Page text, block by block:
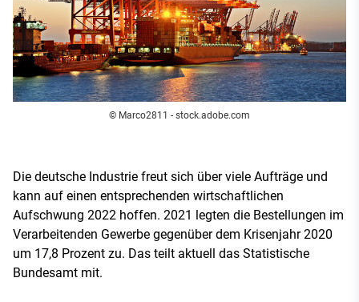
© Marco2811 - stock.adobe.com
Die deutsche Industrie freut sich über viele Aufträge und
kann auf einen entsprechenden wirtschaftlichen
Aufschwung 2022 hoffen. 2021 legten die Bestellungen im
Verarbeitenden Gewerbe gegenüber dem Krisenjahr 2020
um 17,8 Prozent zu. Das teilt aktuell das Statistische
Bundesamt mit.